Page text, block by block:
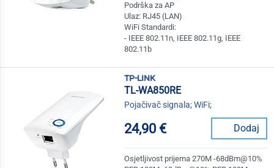
Podrška za AP
Ulaz: RJ45 (LAN)
WiFi Standardi:
- IEEE 802.11n, IEEE 802.11g, IEEE
802.11b
tp-link
TL-WA850RE
Pojačivač signala; WiFi;
24,90 € Dodaj
Osjetljivost prijema 270M -68dBm@10%